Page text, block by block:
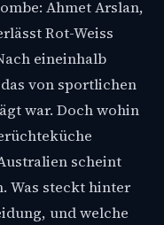
Ahmet Arslan,
Rot-Weiss
eineinhalb
von sportlichen
war. Doch wohin
scheint
Was steckt hinter
und welche